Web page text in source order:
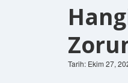
Tarih: Ekim 27,